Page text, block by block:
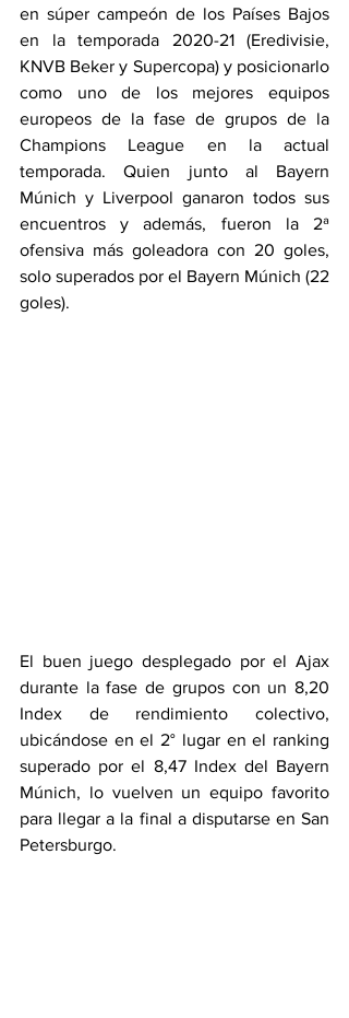
en súper campeón de los Países Bajos
en la temporada 2020-21 (Eredivisie,
KNVB Beker y Supercopa) y posicionarlo
como uno de los mejores equipos
europeos de la fase de grupos de la
Champions League en la actual
temporada. Quien junto al Bayern
Múnich y Liverpool ganaron todos sus
encuentros y además, fueron la 2ª
ofensiva más goleadora con 20 goles,
solo superados por el Bayern Múnich (22
goles).
El buen juego desplegado por el Ajax
durante la fase de grupos con un 8,20
Index de rendimiento colectivo,
ubicándose en el 2° lugar en el ranking
superado por el 8,47 Index del Bayern
Múnich, lo vuelven un equipo favorito
para llegar a la final a disputarse en San
Petersburgo.